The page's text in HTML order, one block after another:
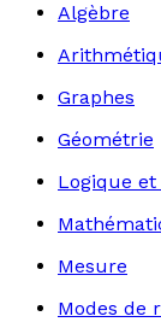
Algèbre
Graphes
Géométrie
Logique
Mesure
Modes de